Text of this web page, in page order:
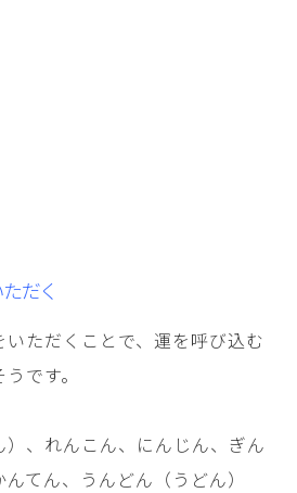
だく
いただくことで、運を呼び込む
です。
、れんこん、にんじん、ぎん
てん、うんどん（うどん）